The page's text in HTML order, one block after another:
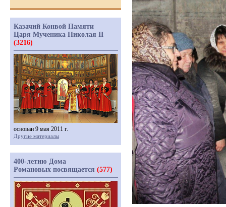
Казачий Конвой Памяти
Царя Мученика Николая II
(3216)
основан 9 мая 2011 г.
Другие материалы
400-летию Дома
Романовых посвящается (577)